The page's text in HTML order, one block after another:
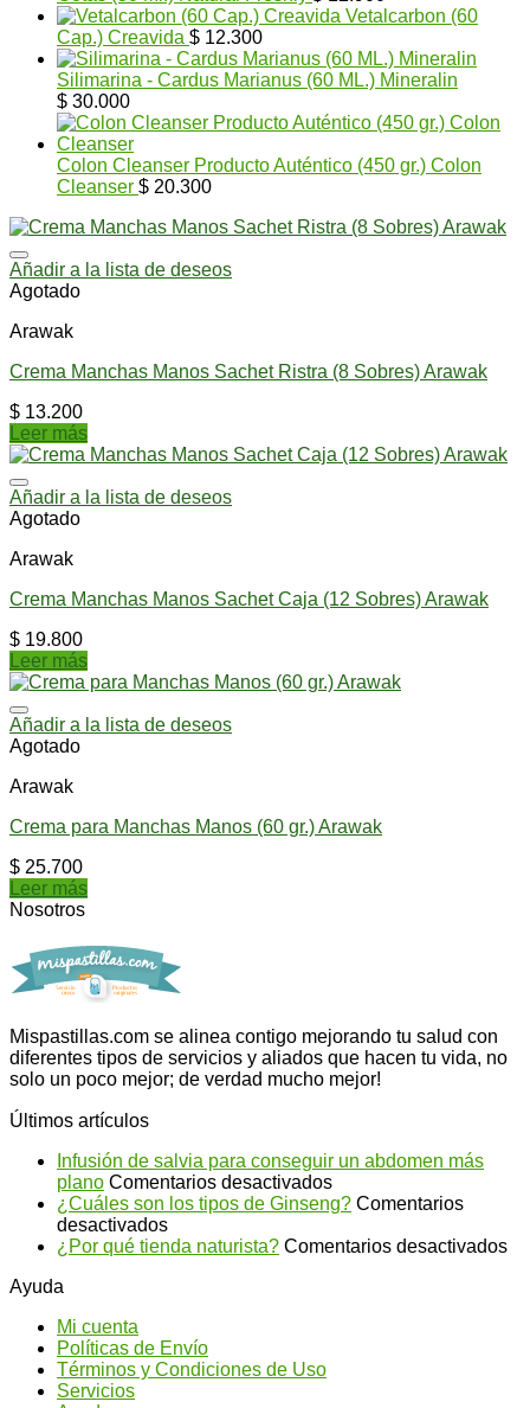
Vetalcarbon (60
Cap.) Creavida $ 12.300
Silimarina - Cardus Marianus (60 ML.) Mineralin
$ 30.000
Colon Cleanser Producto Auténtico (450 gr.) Colon
Cleanser $ 20.300
Añadir a la lista de deseos
Agotado
Arawak
Crema Manchas Manos Sachet Ristra (8 Sobres) Arawak
$ 13.200
Leer más
Añadir a la lista de deseos
Agotado
Arawak
Crema Manchas Manos Sachet Caja (12 Sobres) Arawak
$ 19.800
Leer más
Añadir a la lista de deseos
Agotado
Arawak
Crema para Manchas Manos (60 gr.) Arawak
$ 25.700
Leer más
Nosotros
Mispastillas.com se alinea contigo mejorando tu salud con
diferentes tipos de servicios y aliados que hacen tu vida, no
solo un poco mejor; de verdad mucho mejor!
Últimos artículos
Infusión de salvia para conseguir un abdomen más
plano Comentarios desactivadosen
Infusión
salvia
¿Cuáles son los tipos de Ginseng? Comentarios
desactivadosen
¿Cuáles
Ginseng?
¿Por qué tienda naturista? Comentarios desactivadosen
Ayuda
Mi cuenta
Políticas de Envío
Términos y Condiciones de Uso
Servicios